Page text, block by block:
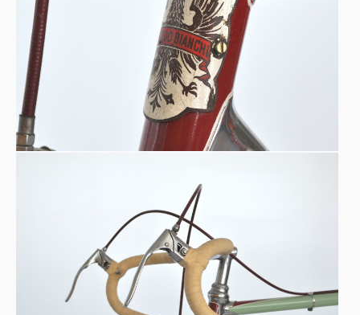
collezionisti ante litteram.
Note tecniche:
Telaio in acciaio speciale aeronautico svedese sottilissimo
e rigido.
Stemma a smalto con richiami rossi.
Pignone doppio (quello fisso per le gare ove era
Cambio NIEDDU - VITTORIA MARGHERITA
Nuovo sistema di sgancio rapido ruote di T. Campagnolo
Oliatore sul tubo verticale
Freni UNIVERSAL: i primi costruiti in lega leggera
Nuovo sistema di sgancio rapido ruote ( ideato dal
corridore Tullio Campagnolo ) qui montato su mozzi